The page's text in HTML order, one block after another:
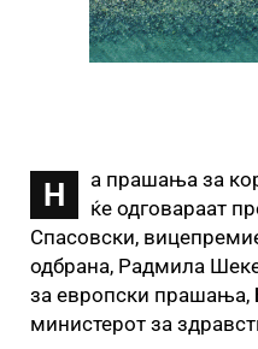
Н
а прашања за
ќе одговараат
Спасовски,
одбрана, Радмила
за европски прашања,
министерот за